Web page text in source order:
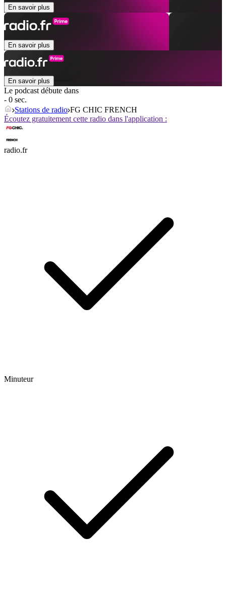
En savoir plus
En savoir plus
En savoir plus
Le podcast débute dans
- 0 sec.
Stations de radio FG CHIC FRENCH
Écoutez gratuitement cette radio dans l'application :
radio.fr
Minuteur